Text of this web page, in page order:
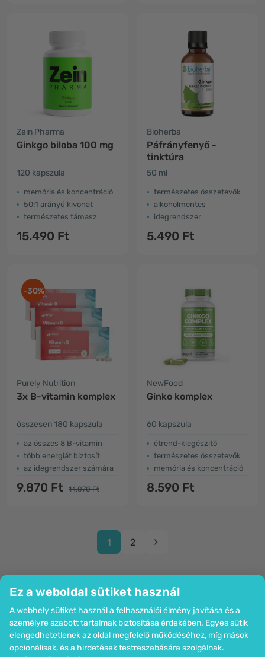
Ez a weboldal sütiket használ
A webhely sütiket használ a felhasználói élmény javítása és a
személyre szabott tartalmak biztosítása érdekében. Egyes sütik
elengedhetetlenek az oldal megfelelő működéséhez, míg mások
opcionálisak, és a hirdetések testreszabására szolgálnak.
Zein Pharma
Ginkgo biloba 100 mg
120 kapszula
memória és koncentráció
50:1 arányú kivonat
természetes támasz
15.490 Ft
Bioherba
Páfrányfenyő -
tinktúra
50 ml
természetes összetevők
alkoholmentes
idegrendszer
5.490 Ft
-30%
Purely Nutrition
3x B-vitamin komplex
összesen 180 kapszula
az összes 8 B-vitamin
több energiát biztosít
az idegrendszer számára
9.870 Ft 14.070 Ft
NewFood
Ginko komplex
60 kapszula
étrend-kiegészitő
természetes összetevők
memória és koncentráció
8.590 Ft
1 2
Cég
Információk
Csatlakozzon hozzánk